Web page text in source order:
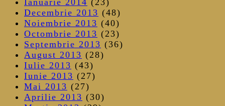
Decembrie 2013 (48)
Noiembrie 2013 (40)
Octombrie 2013 (23)
Septembrie 2013 (36)
August 2013 (28)
Iulie 2013 (43)
Iunie 2013 (27)
Mai 2013 (27)
Aprilie 2013 (30)